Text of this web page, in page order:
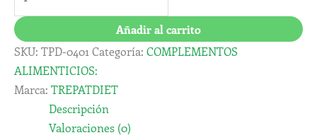
Añadir al carrito
SKU: TPD-0401 Categoría: COMPLEMENTOS
ALIMENTICIOS:
Marca: TREPATDIET
Descripción
Valoraciones (0)